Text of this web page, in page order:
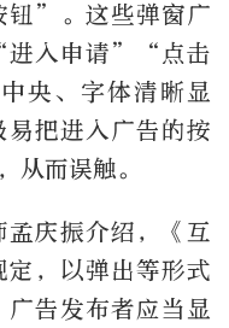
钮”。这些弹窗广
入申请”“点击
央、字体清晰显
易把进入广告的按
从而误触。
庆振介绍，《互
，以弹出等形式
告发布者应当显